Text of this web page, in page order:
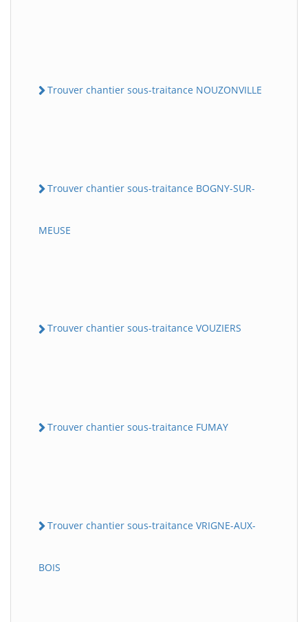
Trouver chantier sous-traitance NOUZONVILLE
Trouver chantier sous-traitance BOGNY-SUR-
MEUSE
Trouver chantier sous-traitance VOUZIERS
Trouver chantier sous-traitance FUMAY
Trouver chantier sous-traitance VRIGNE-AUX-
BOIS